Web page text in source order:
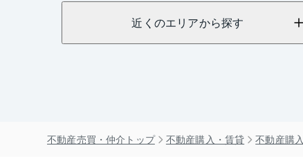
近くのエリアから探す
不動産売買・仲介トップ 不動産購入・賃貸 不動産購入